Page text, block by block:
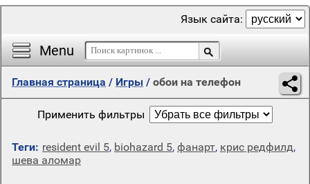
Menu
Язык сайта:
Главная страница / Игры / обои на телефон
Применить фильтры
Теги: resident evil 5, biohazard 5, фанарт, крис редфилд,
шева аломар